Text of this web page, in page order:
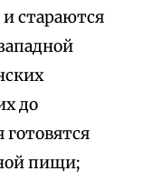
стараются
до
пищи;